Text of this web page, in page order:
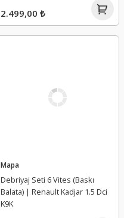
2.499,00 ₺
Mapa
Debriyaj Seti 6 Vites (Baskı
Balata) | Renault Kadjar 1.5 Dci
K9K